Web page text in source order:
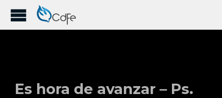
Es hora de avanzar – Ps.